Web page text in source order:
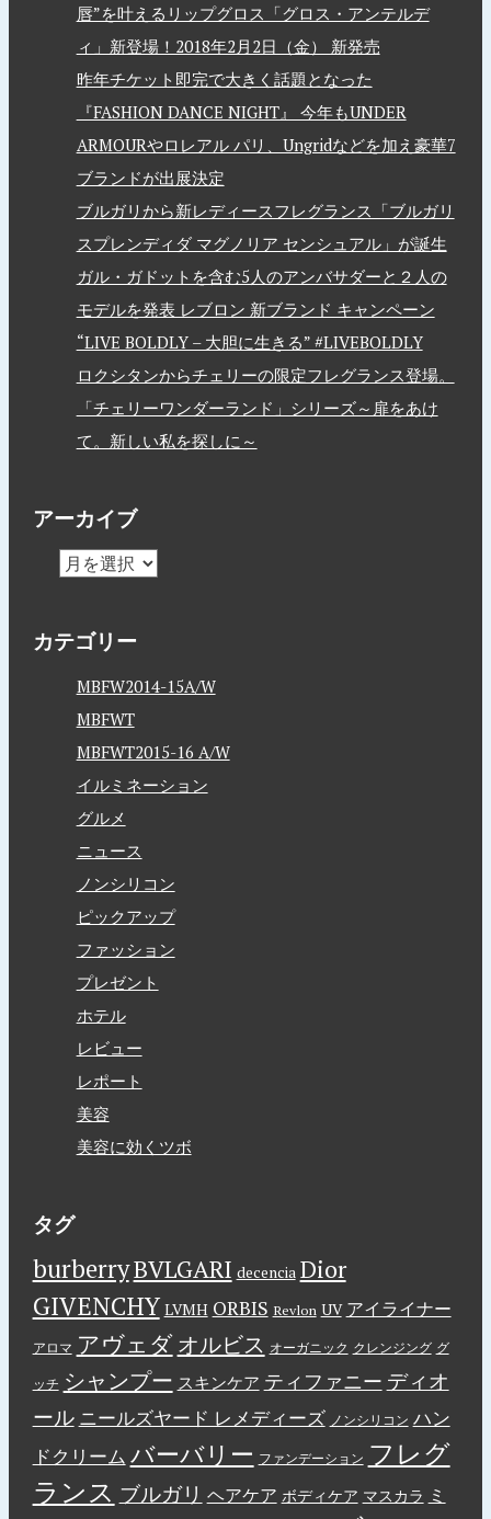
唇”を叶えるリップグロス「グロス・アンテルデ
ィ」新登場！2018年2月2日（金） 新発売
昨年チケット即完で大きく話題となった
『FASHION DANCE NIGHT』 今年もUNDER
ARMOURやロレアル パリ、Ungridなどを加え豪華7
ブランドが出展決定
ブルガリから新レディースフレグランス「ブルガリ
スプレンディダ マグノリア センシュアル」が誕生
ガル・ガドットを含む5人のアンバサダーと２人の
モデルを発表 レブロン 新ブランド キャンペーン
“LIVE BOLDLY – 大胆に生きる” #LIVEBOLDLY
ロクシタンからチェリーの限定フレグランス登場。
「チェリーワンダーランド」シリーズ～扉をあけ
て。新しい私を探しに～
アーカイブ
カテゴリー
MBFW2014-15A/W
MBFWT
MBFWT2015-16 A/W
イルミネーション
グルメ
ニュース
ノンシリコン
ピックアップ
ファッション
プレゼント
ホテル
レビュー
レポート
美容
美容に効くツボ
タグ
burberryBVLGARI decencia Dior
GIVENCHY LVMH ORBIS Revlon UV アイライナー
アロマ アヴェダ オルビス オーガニック クレンジング グ
ッチ シャンプー スキンケア ティファニー ディオ
ール ニールズヤード レメディーズ ノンシリコン ハン
ドクリーム バーバリー ファンデーション フレグ
ランス ブルガリ ヘアケア ボディケア マスカラ ミ